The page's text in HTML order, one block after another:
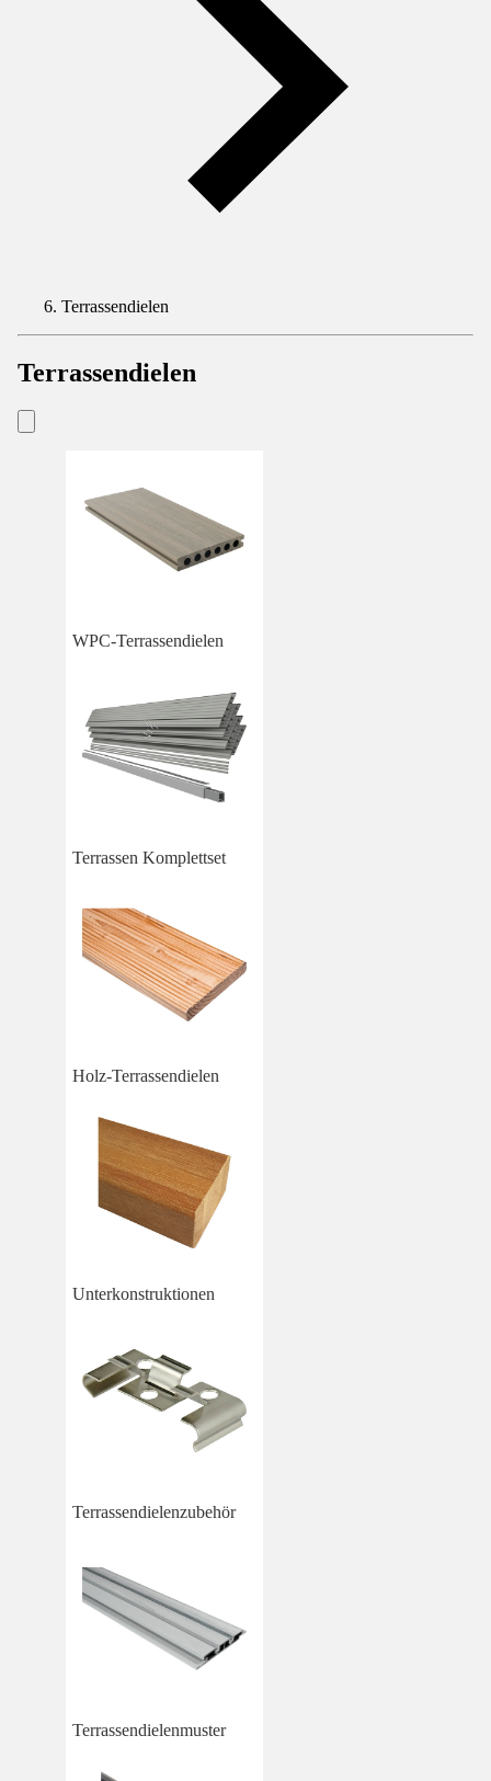
Terrassendielen
Terrassendielen
WPC-Terrassendielen
Terrassen Komplettset
Holz-Terrassendielen
Unterkonstruktionen
Terrassendielenzubehör
Terrassendielenmuster